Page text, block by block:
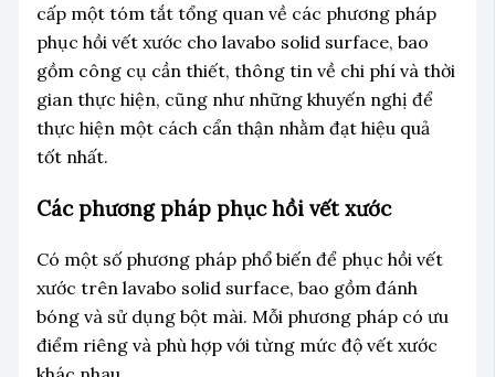
cấp một tóm tắt tổng quan về các phương pháp
phục hồi vết xước cho lavabo solid surface, bao
gồm công cụ cần thiết, thông tin về chi phí và thời
gian thực hiện, cũng như những khuyến nghị để
thực hiện một cách cẩn thận nhằm đạt hiệu quả
tốt nhất.
Các phương pháp phục hồi vết xước
Có một số phương pháp phổ biến để phục hồi vết
xước trên lavabo solid surface, bao gồm đánh
bóng và sử dụng bột mài. Mỗi phương pháp có ưu
điểm riêng và phù hợp với từng mức độ vết xước